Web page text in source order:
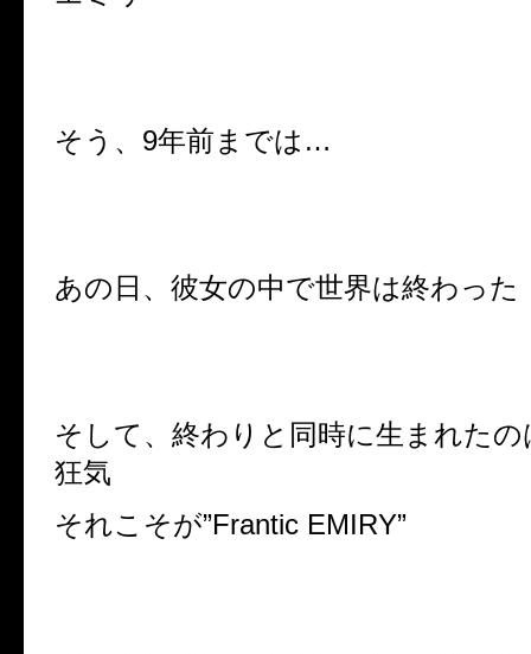
そう、9年前までは…
あの日、彼女の中で世界は終わった
そして、終わりと同時に生まれた
狂気
それこそが”Frantic EMIRY”